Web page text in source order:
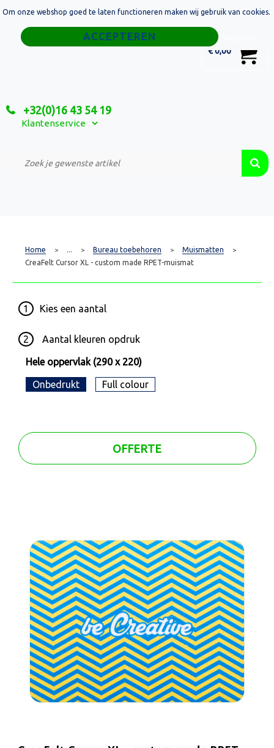
€ 0,00
+32(0)16 43 54 19
Klantenservice
Home
Relatiegeschenken
Custom Made Projecten
Home > ... > Bureau toebehoren > Muismatten >
CreaFelt Cursor XL - custom made RPET-muismat
1 Kies een aantal
2 Aantal kleuren opdruk
Hele oppervlak (290 x 220)
Onbedrukt Full colour
OFFERTE
Om onze webshop goed te laten functioneren maken wij gebruik van cookies.